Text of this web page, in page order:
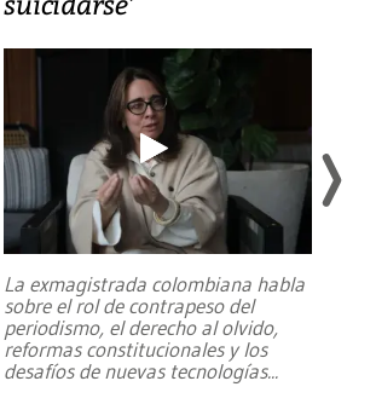
La exmagistrada colombiana habla
sobre el rol de contrapeso del
periodismo, el derecho al olvido,
reformas constitucionales y los
desafíos de nuevas tecnologías...